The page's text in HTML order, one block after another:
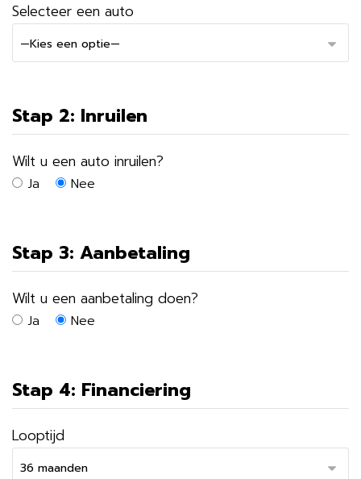
Selecteer een auto
Stap 2: Inruilen
Wilt u een auto inruilen?
Ja Nee
Stap 3: Aanbetaling
Wilt u een aanbetaling doen?
Ja Nee
Stap 4: Financiering
Looptijd